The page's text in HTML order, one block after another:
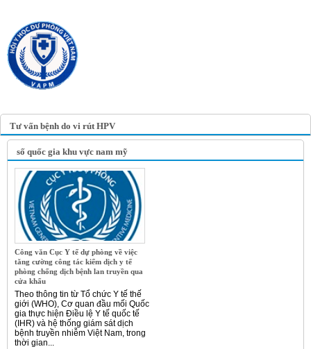
Tư vấn bệnh do vi rút HPV
số quốc gia khu vực nam mỹ
Công văn Cục Y tế dự phòng về việc
tăng cường công tác kiểm dịch y tế
phòng chống dịch bệnh lan truyền qua
cửa khẩu
Theo thông tin từ Tổ chức Y tế thế
giới (WHO), Cơ quan đầu mối Quốc
gia thực hiện Điều lệ Y tế quốc tế
(IHR) và hệ thống giám sát dịch
bệnh truyền nhiễm Việt Nam, trong
thời gian...